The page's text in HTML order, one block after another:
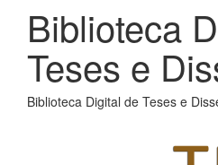
Biblioteca
Teses e
Biblioteca Digital de Teses e